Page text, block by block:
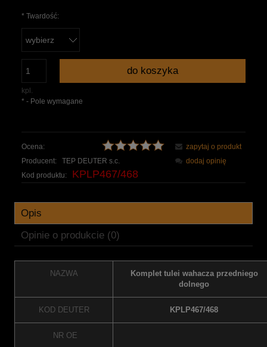
* Twardość:
kpl.
do koszyka
* - Pole wymagane
Ocena:
Producent:
TEP DEUTER s.c.
Kod produktu:
KPLP467/468
zapytaj o produkt
dodaj opinię
Opis
Opinie o produkcie (0)
NAZWA
Komplet tulei wahacza przedniego
dolnego
KOD DEUTER KPLP467/468
NR OE